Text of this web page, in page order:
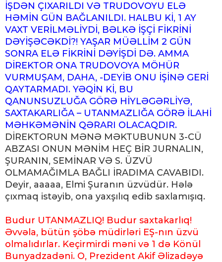
İŞDƏN ÇIXARILDI VƏ TRUDOVOYU ELƏ
HƏMİN GÜN BAĞLANILDI. HALBU Kİ, 1 AY
VAXT VERİLMƏLİYDİ, BƏLKƏ İŞÇİ FİKRİNİ
DƏYİŞƏCƏKDİ?! YAŞAR MÜƏLLİM 2 GÜN
SONRA ELƏ FİKRİNİ DƏYİŞDİ DƏ. AMMA
DİREKTOR ONA TRUDOVOYA MÖHÜR
VURMUŞAM, DAHA, -DEYİB ONU İŞİNƏ GERİ
QAYTARMADI. YƏQİN Kİ, BU
QANUNSUZLUĞA GÖRƏ HİYLƏGƏRLİYƏ,
SAXTAKARLIĞA – UTANMAZLIĞA GÖRƏ İLAHİ
MƏHKƏMƏNİN QƏRARI OLACAQDIR.
DİREKTORUN MƏNƏ MƏKTUBUNUN 3-CÜ
ABZASI ONUN MƏNİM HEÇ BİR JURNALIN,
ŞURANIN, SEMİNAR VƏ S. ÜZVÜ
OLMAMAĞIMLA BAĞLI İRADIMA CAVABIDI.
Deyir, aaaaa, Elmi Şuranın üzvüdür. Hələ
çıxmaq istəyib, ona yaxşılıq edib saxlamışıq.
Budur UTANMAZLIQ! Budur saxtakarlıq!
Əvvəla, bütün şöbə müdirləri EŞ-nın üzvü
olmalıdırlar. Keçirmirdi məni və 1 də Könül
Bunyadzadəni. O, Prezident Akif Əlizadəyə